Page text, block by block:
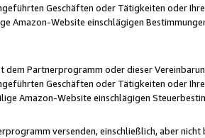
Geschäften oder Tätigkeiten oder
Amazon-Website einschlägigen
Partnerprogramm oder dieser
Geschäften oder Tätigkeiten oder
Amazon-Website einschlägigen
versenden, einschließlich, aber nicht